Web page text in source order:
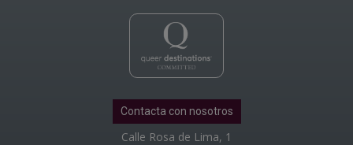
Contacta con nosotros
Calle Rosa de Lima, 1